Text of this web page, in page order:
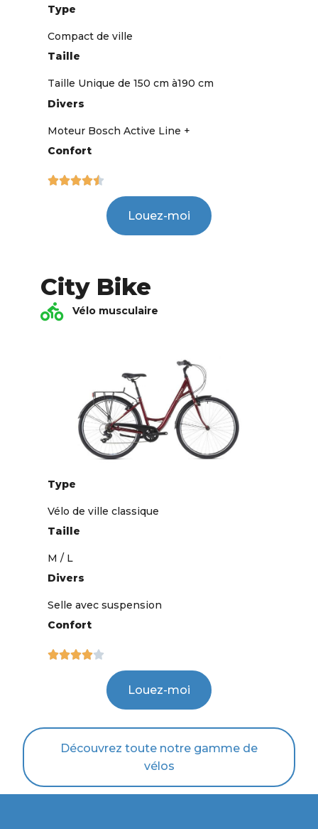
Type
Compact de ville
Taille
Taille Unique de 150 cm à190 cm
Divers
Moteur Bosch Active Line +
Confort

Louez-moi
City Bike
Vélo musculaire
Type
Vélo de ville classique
Taille
M / L
Divers
Selle avec suspension
Confort

Louez-moi
Découvrez toute notre gamme de
vélos